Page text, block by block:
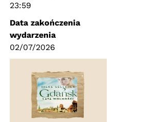
23:59
Data zakończenia
wydarzenia
02/07/2026